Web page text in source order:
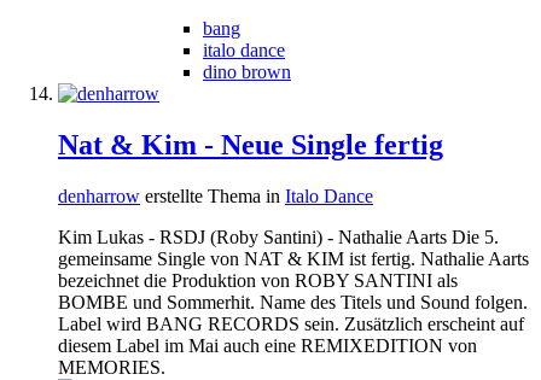
bang
italo dance
dino brown
Nat & Kim - Neue Single fertig
denharrow erstellte Thema in Italo Dance
Kim Lukas - RSDJ (Roby Santini) - Nathalie Aarts Die 5.
gemeinsame Single von NAT & KIM ist fertig. Nathalie Aarts
bezeichnet die Produktion von ROBY SANTINI als
BOMBE und Sommerhit. Name des Titels und Sound folgen.
Label wird BANG RECORDS sein. Zusätzlich erscheint auf
diesem Label im Mai auch eine REMIXEDITION von
MEMORIES.